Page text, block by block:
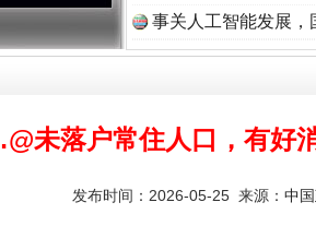
事关人工智能发展
未落户常住人口，有好
发布时间：2026-05-25 来源： 中